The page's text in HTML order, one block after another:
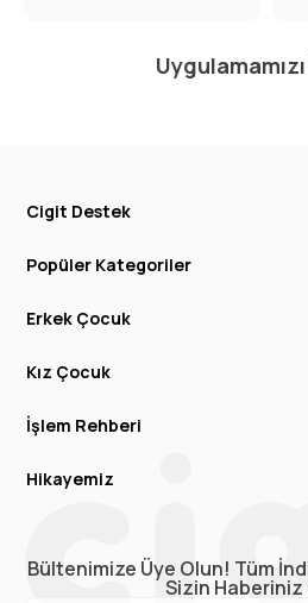
Cigit Destek
Popüler Kategoriler
Erkek Çocuk
Kız Çocuk
İşlem Rehberi
Hikayemiz
Bültenimize Üye Olun! Tüm
Sizin Haberiniz